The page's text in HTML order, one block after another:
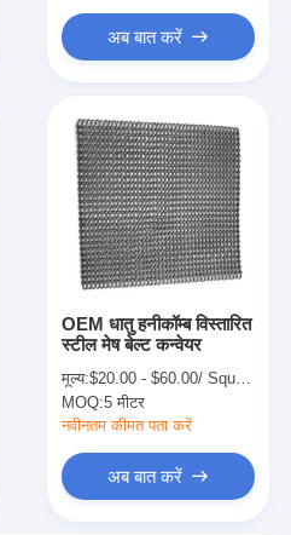
अब बात करें
OEM धातु हनीकॉम्ब विस्तारित
स्टील मेष बेल्ट कन्वेयर
मूल्य:$20.00 - $60.00/ Square Meter|1 Square Meter/Square Meters(Min. Order)
MOQ:5 मीटर
नवीनतम कीमत पता करें
अब बात करें